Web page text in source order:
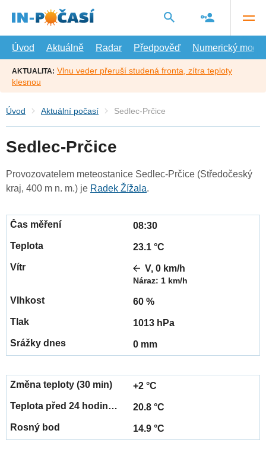
hlavní
Úvod
Aktuálně Radar Předpověď Numerický model
AKTUALITA: Vlnu veder přeruší studená fronta, zítra teploty
klesnou
Úvod Aktuální počasí Sedlec-Prčice
Sedlec-Prčice
Provozovatelem meteostanice Sedlec-Prčice (Středočeský
kraj, 400 m n. m.) je Radek Žížala.
08:30
23.1 °C
V, 0 km/h
Náraz: 1 km/h
60 %
1013 hPa
0 mm
+2 °C
20.8 °C
14.9 °C